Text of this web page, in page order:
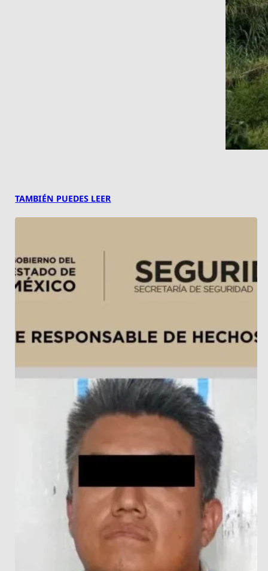
TAMBIÉN PUEDES LEER